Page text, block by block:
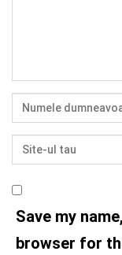
Save my
browser for